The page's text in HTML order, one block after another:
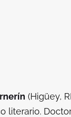
(Higüey,
literario.